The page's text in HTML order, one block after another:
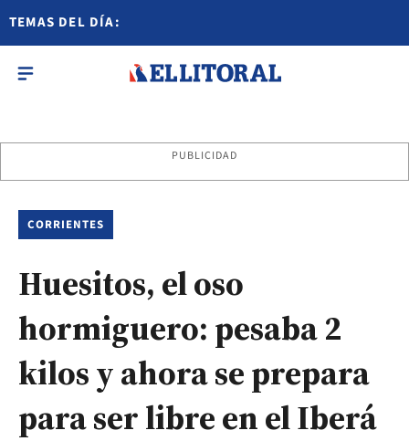
TEMAS DEL DÍA:
PUBLICIDAD
CORRIENTES
Huesitos, el oso
hormiguero: pesaba 2
kilos y ahora se prepara
para ser libre en el Iberá